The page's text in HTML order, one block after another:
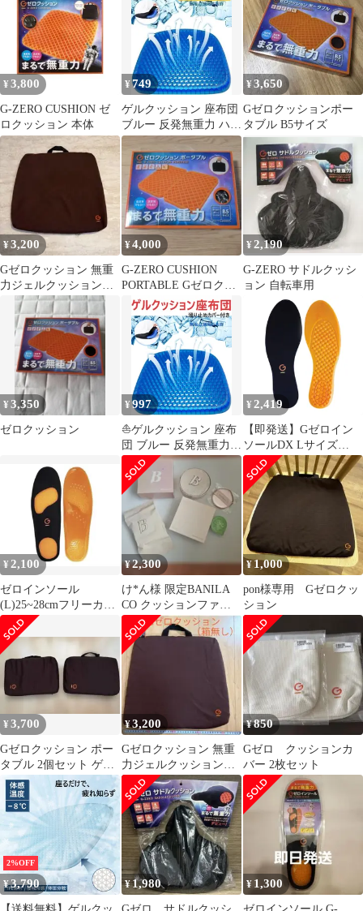
¥ 3,800
G-ZERO CUSHION ゼ
ロクッション 本体
¥749
ゲルクッション 座布団
ブルー 反発無重力 ハニ
カム構造 通気性椅子用
車用シート
¥3,650
Gゼロクッションポー
タブル B5サイズ
¥3,200
Gゼロクッション 無重
力ジェルクッション
（箱なし）
¥4,000
G-ZERO CUSHION
PORTABLE Gゼロクッ
ションポータブル
¥2,190
G-ZERO サドルクッシ
ョン 自転車用
¥3,350
ゼロクッション
¥997
⛵ゲルクッション 座布
団 ブルー 反発無重力
ハニカム構造 通気性 椅
子用 車用シート 腰痛
在宅ワーク 自宅用 体圧
分散 座り心地の良い持
ち運び便利なブラック
滑り止めカバー付き
¥ 2,419
【即発送】Gゼロイン
ソールDX Lサイズ
（25-28cm） 衝撃吸収
中敷き 立ち仕事 疲れな
い スポーツ 抗菌防臭
抗菌 防臭
¥ 2,100
ゼロインソール
(L)25~28cmフリーカッ
ト
¥2,300
け*ん様 限定BANILA
CO クッションファン
デーション 4g ゼロ成
分 1
¥1,000
pon様専用 Gゼロクッ
ション
¥3,700
Gゼロクッション ポー
タブル 2個セット ゲル
クッション ジェルクッ
ション
¥3,200
Gゼロクッション 無重
力ジェルクッション
（箱なし）
¥850
Gゼロ クッションカ
バー 2枚セット
2%OFF
¥3,790 ¥1,980 ¥ 1,300